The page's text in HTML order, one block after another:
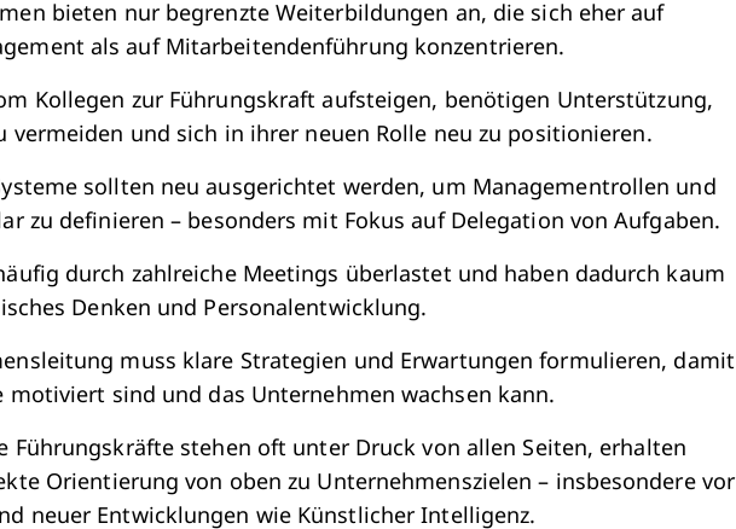
bieten nur begrenzte Weiterbildungen an, die sich eher auf
als auf Mitarbeitendenführung konzentrieren.
Kollegen zur Führungskraft aufsteigen, benötigen Unterstützung,
vermeiden und sich in ihrer neuen Rolle neu zu positionieren.
sollten neu ausgerichtet werden, um Managementrollen und
zu definieren – besonders mit Fokus auf Delegation von Aufgaben.
durch zahlreiche Meetings überlastet und haben dadurch kaum
Denken und Personalentwicklung.
muss klare Strategien und Erwartungen formulieren, damit
motiviert sind und das Unternehmen wachsen kann.
Führungskräfte stehen oft unter Druck von allen Seiten, erhalten
Orientierung von oben zu Unternehmenszielen – insbesondere vor
neuer Entwicklungen wie Künstlicher Intelligenz.